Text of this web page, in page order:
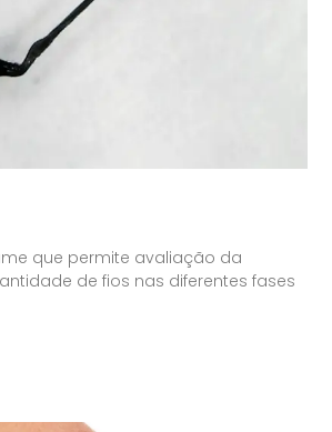
que permite avaliação da
de fios nas diferentes fases